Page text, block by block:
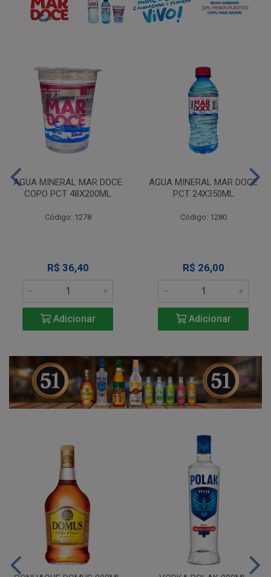
AGUA MINERAL MAR DOCE
COPO PCT 48X200ML
Código: 1278
R$ 36,40
Adicionar
AGUA MINERAL MAR DOCE
PCT 24X350ML
Código: 1280
R$ 26,00
Adicionar